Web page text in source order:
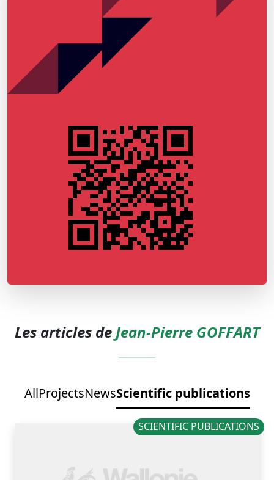
Les articles de Jean-Pierre GOFFART
AllProjectsNewsScientific publications
SCIENTIFIC PUBLICATIONS